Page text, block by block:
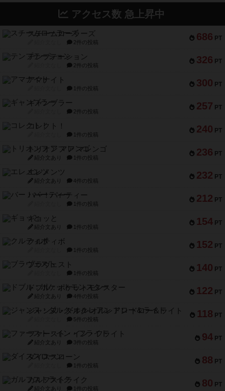
アクセス数 急上昇中
686 PT
スチームローラーズ
2件の投稿
326 PT
テンプテーション
2件の投稿
300 PT
アマナイト
1件の投稿
257 PT
ギャンブラー
2件の投稿
240 PT
コレクト！
1件の投稿
236 PT
トリオンフ ア マレンゴ
紹介文あり 1件の投稿
232 PT
エレメンツ
紹介文あり 4件の投稿
212 PT
バー！パーティー
1件の投稿
154 PT
ギョッと
紹介文あり 1件の投稿
152 PT
クルティボ
1件の投稿
140 PT
ブラヴェスト
1件の投稿
122 PT
ドブル：ポケットモンスター
紹介文あり 4件の投稿
118 PT
ジャンヌ・ダルク-オルレアン ドロー＆ライト
5件の投稿
94 PT
ファースト・イン・フライト
紹介文あり 3件の投稿
88 PT
ダイススローン
1件の投稿
80 PT
ガルフストライク
紹介文あり 1件の投稿